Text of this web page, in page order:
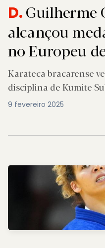
D.Guilherme
alcançou
no Europeu
Karateca bracarense
disciplina de Kumite
9 fevereiro 2025